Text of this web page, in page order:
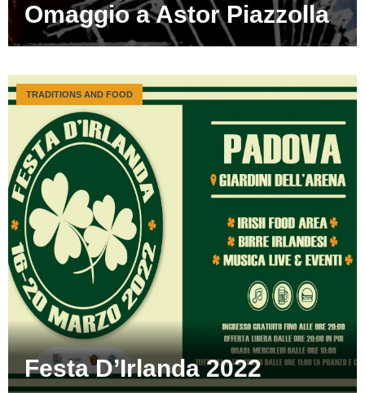
Omaggio a Astor Piazzolla
Festa D’Irlanda 2022
TRADITIONS AND FOOD